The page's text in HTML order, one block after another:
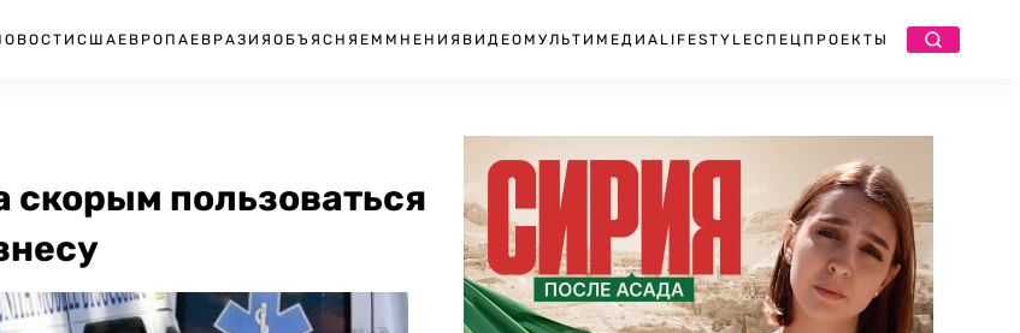
США ЕВРОПА ЕВРАЗИЯ ОБЪЯСНЯЕМ МНЕНИЯ ВИДЕО МУЛЬТИМЕДИА LIFESTYLEСПЕЦПРОЕКТЫ
скорым пользоваться